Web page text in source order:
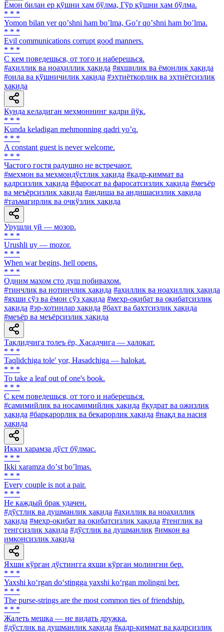
Ёмон билан ер қўшни ҳам бўлма, Гўр қўшни ҳам бўлма.
* * *
Yomon bilan yer qoʼshni ham boʼlma, Goʼr qoʼshni ham boʼlma.
* * *
Evil communications corrupt good manners.
* * *
С кем поведешься, от того и наберешься.
#аҳиллик ва ноаҳиллик ҳақида #яхшилик ва ёмонлик ҳақида
#оила ва қўшничилик ҳақида #эҳтиёткорлик ва эҳтиётсизлик
ҳақида
Кунда келадиган меҳмоннинг қадри йўқ.
* * *
Kunda keladigan mehmonning qadri yoʼq.
* * *
A constant guest is never welcome.
* * *
Частого гостя радушно не встречают.
#меҳмон ва меҳмондўстлик ҳақида #қадр-қиммат ва
қадрсизлик ҳақида #фаросат ва фаросатсизлик ҳақида #меъёр
ва меъёрсизлик ҳақида #андиша ва андишасизлик ҳақида
#таъмагирлик ва очкўзлик ҳақида
Урушли уй — мозор.
* * *
Urushli uy — mozor.
* * *
When war begins, hell opens.
* * *
Одним махом сто душ побивахом.
#тинчлик ва нотинчлик ҳақида #аҳиллик ва ноаҳиллик ҳақида
#яхши сўз ва ёмон сўз ҳақида #меҳр-оқибат ва оқибатсизлик
ҳақида #эр-хотинлар ҳақида #бахт ва бахтсизлик ҳақида
#меъёр ва меъёрсизлик ҳақида
Тақлидчига толеъ ёр, Ҳасадчига — ҳалокат.
* * *
Taqlidchiga tole' yor, Hasadchiga — halokat.
* * *
To take a leaf out of one's book.
* * *
С кем поведешься, от того и наберешься.
#самимийлик ва носамимийлик ҳақида #қудрат ва ожизлик
ҳақида #барқарорлик ва беқарорлик ҳақида #нақд ва насия
ҳақида
Икки харамза дўст бўлмас.
* * *
Ikki xaramza doʼst boʼlmas.
* * *
Every couple is not a pair.
* * *
He каждый брак удачен.
#дўстлик ва душманлик ҳақида #аҳиллик ва ноаҳиллик
ҳақида #меҳр-оқибат ва оқибатсизлик ҳақида #тенглик ва
тенгсизлик ҳақида #дўстлик ва душманлик #имкон ва
имконсизлик ҳақида
Яхши кўрган дўстингга яхши кўрган молингни бер.
* * *
Yaxshi ko‘rgan do‘stingga yaxshi ko‘rgan molingni ber.
* * *
The purse-strings are the most common ties of friendship.
* * *
Жалеть мешка — не видать дружка.
#дўстлик ва душманлик ҳақида #қадр-қиммат ва қадрсизлик